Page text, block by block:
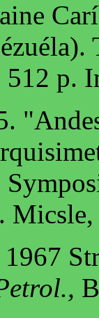
p.
1967